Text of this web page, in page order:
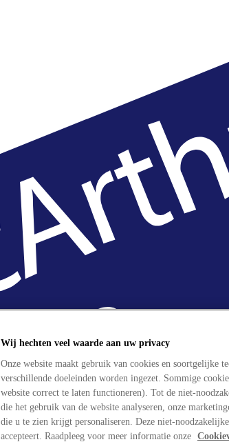
Wij hechten veel waarde aan uw privacy
Onze website maakt gebruik van cookies en soortgelijke
verschillende doeleinden worden ingezet. Sommige
website correct te laten functioneren). Tot de niet-
die het gebruik van de website analyseren, onze
die u te zien krijgt personaliseren. Deze niet-
accepteert. Raadpleeg voor meer informatie onze